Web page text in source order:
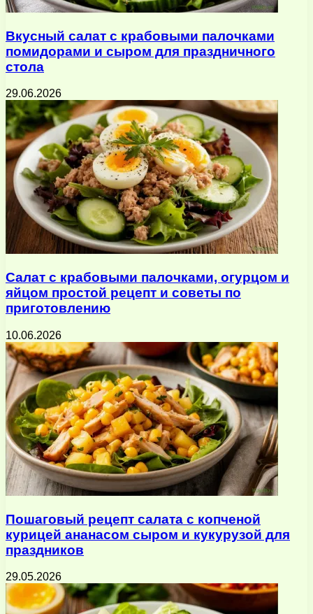
Вкусный салат с крабовыми палочками
помидорами и сыром для праздничного
стола
29.06.2026
Салат с крабовыми палочками, огурцом и
яйцом простой рецепт и советы по
приготовлению
10.06.2026
Пошаговый рецепт салата с копченой
курицей ананасом сыром и кукурузой для
праздников
29.05.2026